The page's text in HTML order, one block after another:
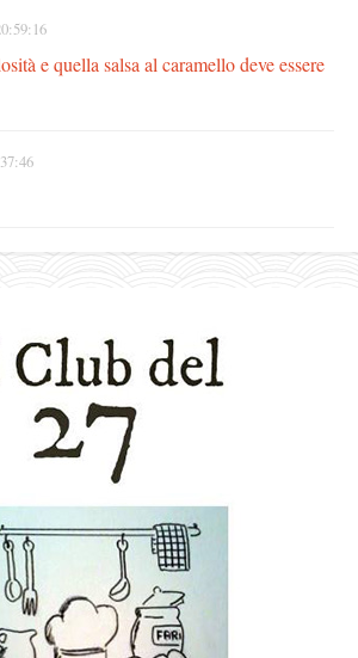
e quella salsa al caramello deve essere